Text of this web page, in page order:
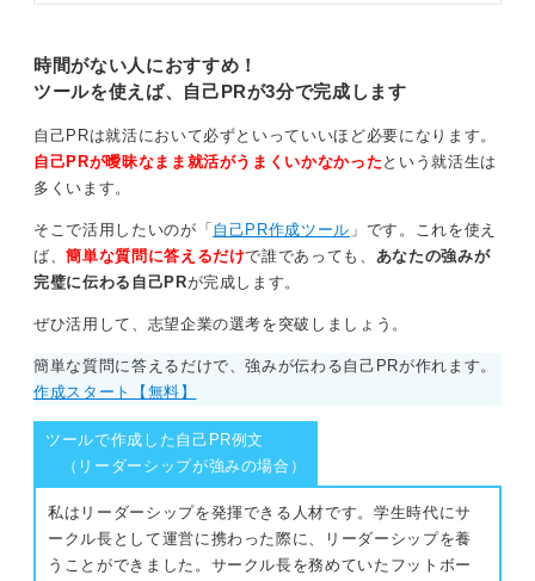
当者が短時間であなたの魅力を把握できます。
リアコンサルタントの意見も交えて
解説します。
時間がない人におすすめ！
ツールを使えば、自己PRが3分で完成します
自己PRは就活において必ずといっていいほど必要になります。
自己PRが曖昧なまま就活がうまくいかなかった という就活生は
多くいます。
そこで活用したいのが「 自己PR作成ツール 」です。これを使え
ば、簡単な質問に答えるだけで誰であっても、 あなたの強みが
完璧に伝わる自己PRが完成します。
ぜひ活用して、志望企業の選考を突破しましょう。
簡単な質問に答えるだけで、強みが伝わる自己PRが作れます。
作成スタート【無料】
ツールで作成した自己PR例文
（リーダーシップが強みの場合）
私はリーダーシップを発揮できる人材です。学生時代にサ
ークル長として運営に携わった際に、リーダーシップを養
うことができました。サークル長を務めていたフットボー